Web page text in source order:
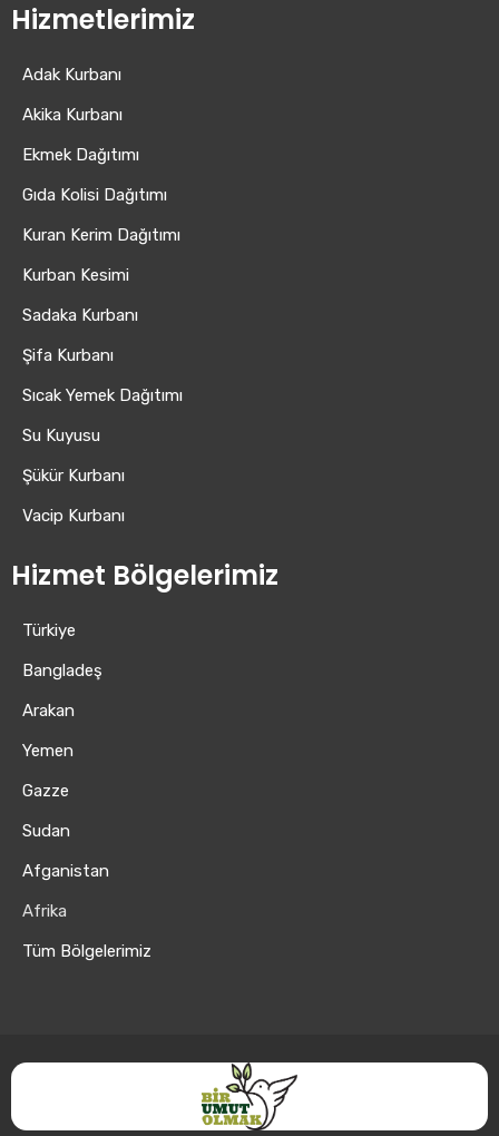
Hizmetlerimiz
Adak Kurbanı
Akika Kurbanı
Ekmek Dağıtımı
Gıda Kolisi Dağıtımı
Kuran Kerim Dağıtımı
Kurban Kesimi
Sadaka Kurbanı
Şifa Kurbanı
Sıcak Yemek Dağıtımı
Su Kuyusu
Şükür Kurbanı
Vacip Kurbanı
Hizmet Bölgelerimiz
Türkiye
Bangladeş
Arakan
Yemen
Gazze
Sudan
Afganistan
Afrika
Tüm Bölgelerimiz